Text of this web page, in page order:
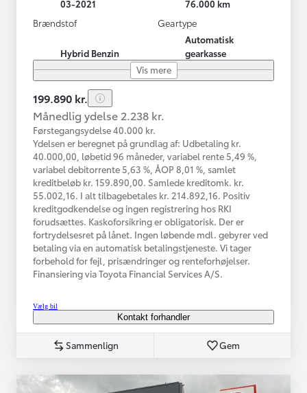
03-2021
76.000 km
Brændstof
Hybrid Benzin
Geartype
Automatisk
gearkasse
Vis mere
199.890 kr.
Månedlig ydelse 2.238 kr.
Førstegangsydelse 40.000 kr.
Ydelsen er beregnet på grundlag af: Udbetaling kr.
40.000,00, løbetid 96 måneder, variabel rente 5,49 %,
variabel debitorrente 5,63 %, ÅOP 8,01 %, samlet
kreditbeløb kr. 159.890,00. Samlede kreditomk. kr.
55.002,16. I alt tilbagebetales kr. 214.892,16. Positiv
kreditgodkendelse og ingen registrering hos RKI
forudsættes. Kaskoforsikring er obligatorisk. Der er
fortrydelsesret på lånet. Ingen løbende mdl. gebyrer ved
betaling via en automatisk betalingstjeneste. Vi tager
forbehold for fejl, prisændringer og renteforhøjelser.
Finansiering via Toyota Financial Services A/S.
Vælg bil
Kontakt forhandler
Sammenlign Gem